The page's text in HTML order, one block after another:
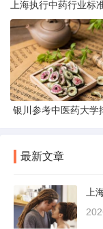
银川参考中医药大学
最新文章
上